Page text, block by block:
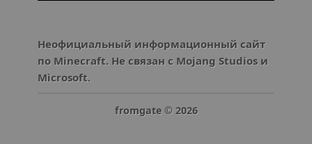
Неофициальный информационный сайт
по Minecraft. Не связан с Mojang Studios и
Microsoft.
fromgate © 2026